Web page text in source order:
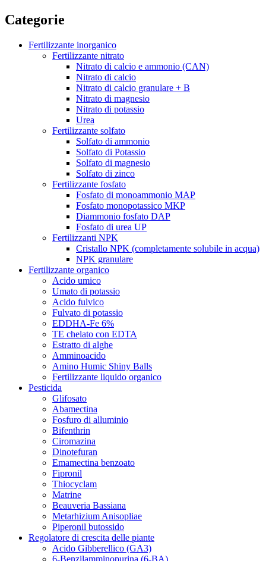
Categorie
Fertilizzante inorganico
Fertilizzante nitrato
Nitrato di calcio e ammonio (CAN)
Nitrato di calcio
Nitrato di calcio granulare + B
Nitrato di magnesio
Nitrato di potassio
Urea
Fertilizzante solfato
Solfato di ammonio
Solfato di Potassio
Solfato di magnesio
Solfato di zinco
Fertilizzante fosfato
Fosfato di monoammonio MAP
Fosfato monopotassico MKP
Diammonio fosfato DAP
Fosfato di urea UP
Fertilizzanti NPK
Cristallo NPK (completamente solubile in acqua)
NPK granulare
Fertilizzante organico
Acido umico
Umato di potassio
Acido fulvico
Fulvato di potassio
EDDHA-Fe 6%
TE chelato con EDTA
Estratto di alghe
Amminoacido
Amino Humic Shiny Balls
Fertilizzante liquido organico
Pesticida
Glifosato
Abamectina
Fosfuro di alluminio
Bifenthrin
Ciromazina
Dinotefuran
Emamectina benzoato
Fipronil
Thiocyclam
Matrine
Beauveria Bassiana
Metarhizium Anisopliae
Piperonil butossido
Regolatore di crescita delle piante
Acido Gibberellico (GA3)
6-Benzilamminopurina (6-BA)